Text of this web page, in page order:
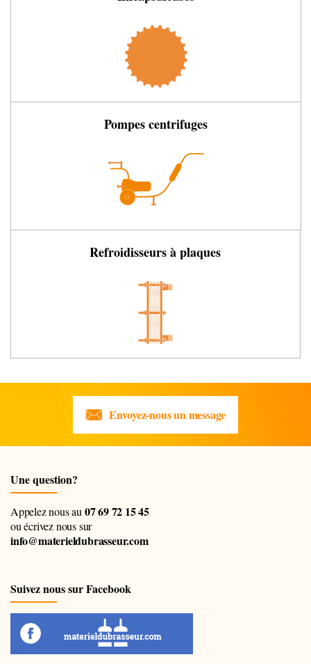
Pompes centrifuges
Refroidisseurs à plaques
Envoyez-nous un message
Une question?
Appelez nous au 07 69 72 15 45
ou écrivez nous sur
info@materieldubrasseur.com
Suivez nous sur Facebook